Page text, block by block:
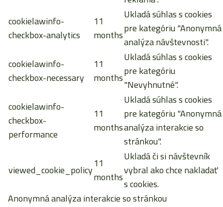
cookielawinfo-
checkbox-analytics
11
months
Ukladá súhlas s cookies
pre kategóriu "Anonymná
analýza návštevnosti".
cookielawinfo-
checkbox-necessary
11
months
Ukladá súhlas s cookies
pre kategóriu
"Nevyhnutné".
cookielawinfo-
checkbox-
performance
11
months
Ukladá súhlas s cookies
pre kategóriu "Anonymná
analýza interakcie so
stránkou".
viewed_cookie_policy11
months
Ukladá či si návštevník
vybral ako chce nakladať
s cookies.
Anonymná analýza interakcie so stránkou